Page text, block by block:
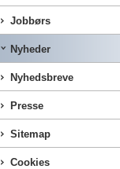
Jobbørs
Nyheder
Nyhedsbreve
Presse
Sitemap
Cookies